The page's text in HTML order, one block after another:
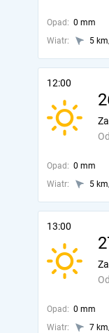
Opad: 0 mm
Wiatr:
5
12:00
Opad: 0 mm
Wiatr:
5
13:00
Opad: 0 mm
Wiatr:
7